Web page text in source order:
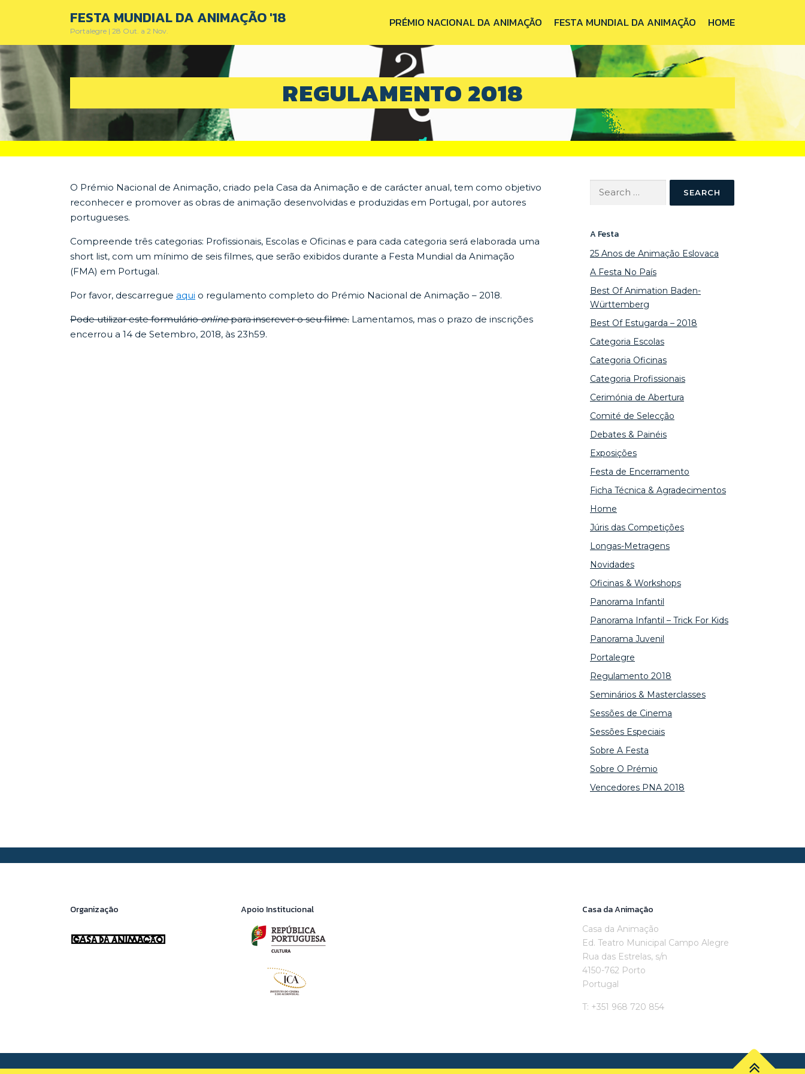
FESTA MUNDIAL DA ANIMAÇÃO '18
Portalegre | 28 Out. a 2 Nov.
PRÉMIO NACIONAL DA ANIMAÇÃO FESTA MUNDIAL DA ANIMAÇÃO HOME
REGULAMENTO 2018
O Prémio Nacional de Animação, criado pela Casa da Animação e de carácter anual, tem como objetivo
reconhecer e promover as obras de animação desenvolvidas e produzidas em Portugal, por autores
portugueses.
Compreende três categorias: Profissionais, Escolas e Oficinas e para cada categoria será elaborada uma
short list, com um mínimo de seis filmes, que serão exibidos durante a Festa Mundial da Animação
(FMA) em Portugal.
Por favor, descarregue aqui o regulamento completo do Prémio Nacional de Animação – 2018.
Pode utilizar este formulárioonlinepara inscrever o seu filme. Lamentamos, mas o prazo de inscrições
encerrou a 14 de Setembro, 2018, às 23h59.
A Festa
25 Anos de Animação Eslovaca
A Festa No País
Best Of Animation Baden-
Württemberg
Best Of Estugarda – 2018
Categoria Escolas
Categoria Oficinas
Categoria Profissionais
Cerimónia de Abertura
Comité de Selecção
Debates & Painéis
Exposições
Festa de Encerramento
Ficha Técnica & Agradecimentos
Home
Júris das Competições
Longas-Metragens
Novidades
Oficinas & Workshops
Panorama Infantil
Panorama Infantil – Trick For Kids
Panorama Juvenil
Portalegre
Regulamento 2018
Seminários & Masterclasses
Sessões de Cinema
Sessões Especiais
Sobre A Festa
Sobre O Prémio
Vencedores PNA 2018
Organização Apoio Institucional Casa da Animação
Casa da Animação
Ed. Teatro Municipal Campo Alegre
Rua das Estrelas, s/n
4150-762 Porto
Portugal
T: +351 968 720 854